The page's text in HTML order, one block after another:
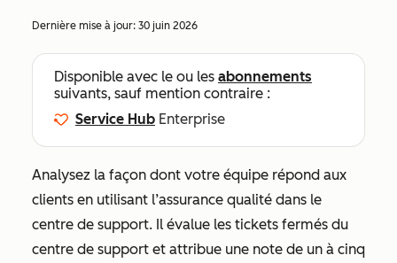
Dernière mise à jour: 30 juin 2026
Disponible avec le ou les abonnements
suivants, sauf mention contraire :
Service Hub Enterprise
Analysez la façon dont votre équipe répond aux
clients en utilisant l’assurance qualité dans le
centre de support. Il évalue les tickets fermés du
centre de support et attribue une note de un à cinq